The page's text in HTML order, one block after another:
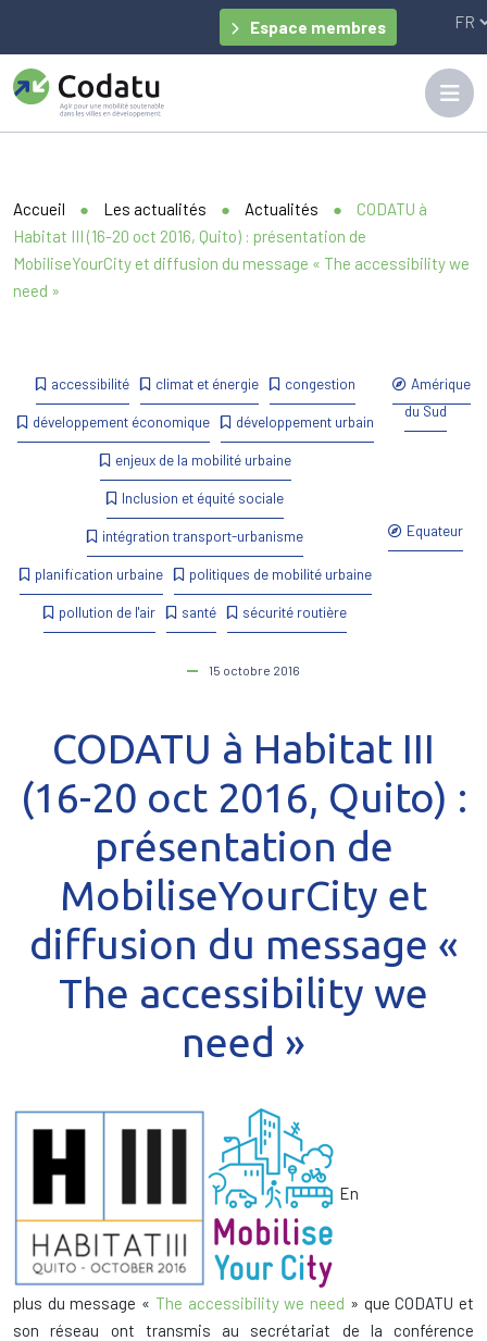
Espace membres
Accueil ● Les actualités ● Actualités ●
CODATU à
Habitat III (16-20 oct 2016, Quito) : présentation de
MobiliseYourCity et diffusion du message « The accessibility we
need »
accessibilité climat et énergie congestion
développement économique développement urbain
enjeux de la mobilité urbaine
Inclusion et équité sociale
intégration transport-urbanisme
planification urbaine politiques de mobilité urbaine
pollution de l'air santé sécurité routière
Amérique
du Sud
Equateur
15 octobre 2016
CODATU à Habitat III
(16-20 oct 2016, Quito) :
présentation de
MobiliseYourCity et
diffusion du message «
The accessibility we
need »
En
plus du message « The accessibility we need » que CODATU et
son réseau ont transmis au secrétariat de la conférence
Panneau de gestion des cookies